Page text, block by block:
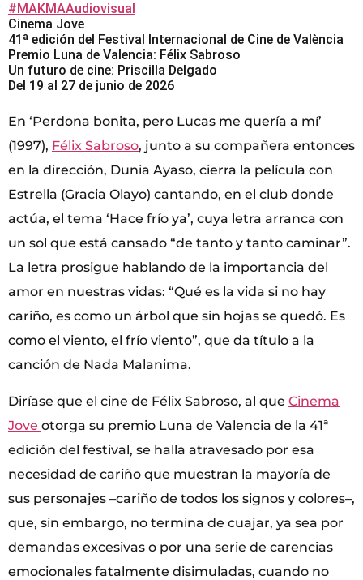
#MAKMAAudiovisual
Cinema Jove
41ª edición del Festival Internacional de Cine de València
Premio Luna de Valencia: Félix Sabroso
Un futuro de cine: Priscilla Delgado
Del 19 al 27 de junio de 2026
En ‘Perdona bonita, pero Lucas me quería a mí’
(1997), Félix Sabroso, junto a su compañera entonces
en la dirección, Dunia Ayaso, cierra la película con
Estrella (Gracia Olayo) cantando, en el club donde
actúa, el tema ‘Hace frío ya’, cuya letra arranca con
un sol que está cansado “de tanto y tanto caminar”.
La letra prosigue hablando de la importancia del
amor en nuestras vidas: “Qué es la vida si no hay
cariño, es como un árbol que sin hojas se quedó. Es
como el viento, el frío viento”, que da título a la
canción de Nada Malanima.
Diríase que el cine de Félix Sabroso, al que Cinema
Jove otorga su premio Luna de Valencia de la 41ª
edición del festival, se halla atravesado por esa
necesidad de cariño que muestran la mayoría de
sus personajes –cariño de todos los signos y colores–,
que, sin embargo, no termina de cuajar, ya sea por
demandas excesivas o por una serie de carencias
emocionales fatalmente disimuladas, cuando no